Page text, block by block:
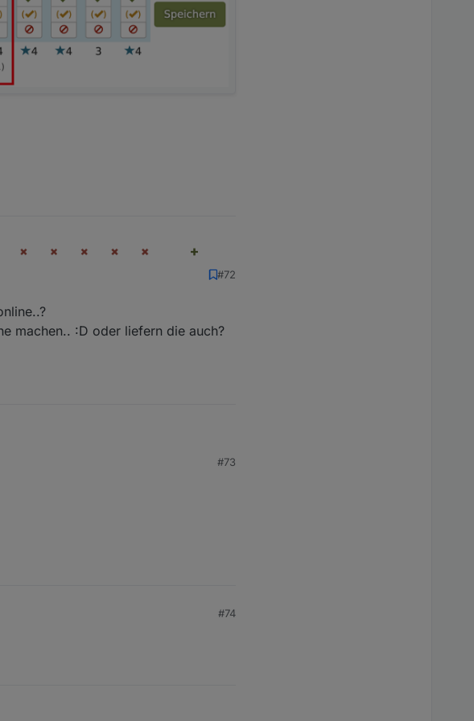
#72
machen.. :D oder liefern die auch?
wir das online machen.. :D oder liefern die#73
#74